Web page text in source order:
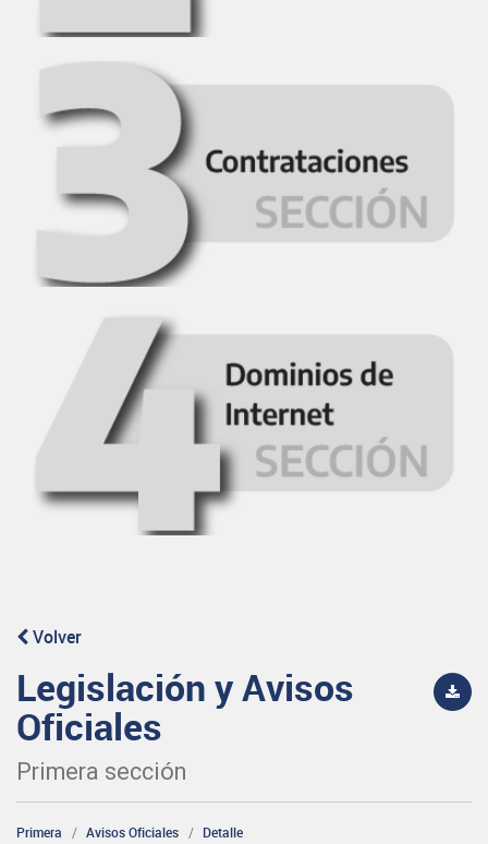
Volver
Legislación y Avisos
Oficiales
Primera sección
Primera Avisos Oficiales Detalle